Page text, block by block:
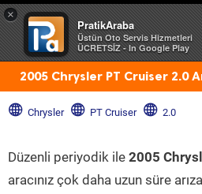
×
PratikAraba
Üstün Oto Servis Hizmetleri
ÜCRETSİZ - In Google Play
2005 Chrysler PT Cruiser 2.0
Chrysler PT Cruiser 2.0
Düzenli periyodik ile 2005
aracınız çok daha uzun süre